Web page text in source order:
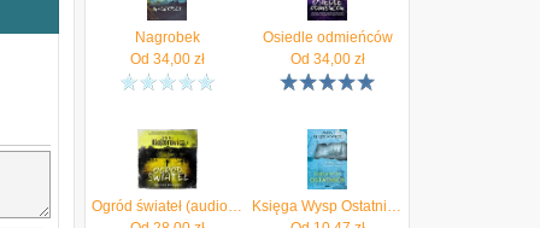
Nagrobek
Od 34,00zł
Osiedle odmieńców
Od 34,00zł
Ogród świateł (audiobook)
Księga Wysp Ostatnich Anna Klejzerowicz